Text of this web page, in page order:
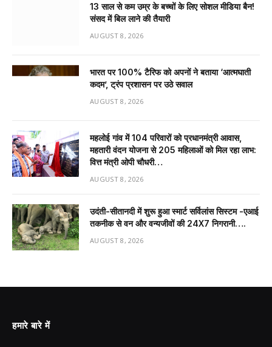
13 साल से कम उम्र के बच्चों के लिए सोशल मीडिया बैन!
संसद में बिल लाने की तैयारी
AUGUST 8, 2026
भारत पर 100% टैरिफ को अपनों ने बताया ‘आत्मघाती
कदम’, ट्रंप प्रशासन पर उठे सवाल
AUGUST 8, 2026
महलोई गांव में 104 परिवारों को प्रधानमंत्री आवास,
महतारी वंदन योजना से 205 महिलाओं को मिल रहा लाभ:
वित्त मंत्री ओपी चौधरी…
AUGUST 8, 2026
उदंती-सीतानदी में शुरू हुआ स्मार्ट सर्विलांस सिस्टम -एआई
तकनीक से वन और वन्यजीवों की 24X7 निगरानी….
AUGUST 8, 2026
हमारे बारे में